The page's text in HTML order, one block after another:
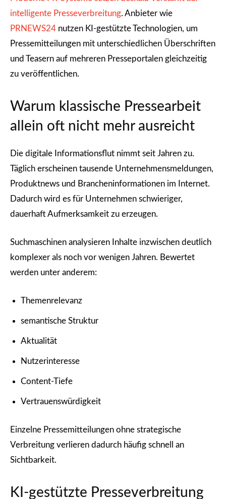
intelligente Presseverbreitung. Anbieter wie
PRNEWS24 nutzen KI-gestützte Technologien, um
Pressemitteilungen mit unterschiedlichen Überschriften
und Teasern auf mehreren Presseportalen gleichzeitig
zu veröffentlichen.
Warum klassische Pressearbeit
allein oft nicht mehr ausreicht
Die digitale Informationsflut nimmt seit Jahren zu.
Täglich erscheinen tausende Unternehmensmeldungen,
Produktnews und Brancheninformationen im Internet.
Dadurch wird es für Unternehmen schwieriger,
dauerhaft Aufmerksamkeit zu erzeugen.
Suchmaschinen analysieren Inhalte inzwischen deutlich
komplexer als noch vor wenigen Jahren. Bewertet
werden unter anderem:
Themenrelevanz
semantische Struktur
Aktualität
Nutzerinteresse
Content-Tiefe
Vertrauenswürdigkeit
Einzelne Pressemitteilungen ohne strategische
Verbreitung verlieren dadurch häufig schnell an
Sichtbarkeit.
KI-gestützte Presseverbreitung